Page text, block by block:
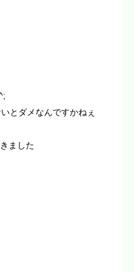
とダメなんですかねぇ
ました